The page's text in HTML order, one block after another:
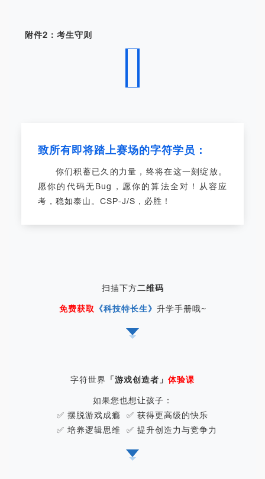
附件2：考生守则
致所有即将踏上赛场的字符学员：
你们积蓄已久的力量，终将在这一刻绽放。
愿你的代码无Bug，愿你的算法全对！
从容应
考，稳如泰山。 CSP-J/S，必胜！
扫描下方二维码
免费获取 《科技特长生》 升学手册哦~
字符世界 「游戏创造者」 体验课
如果您也想让孩子：
✅ 摆脱游戏成瘾 ✅ 获得更高级的快乐
✅ 培养逻辑思维 ✅ 提升创造力与竞争力